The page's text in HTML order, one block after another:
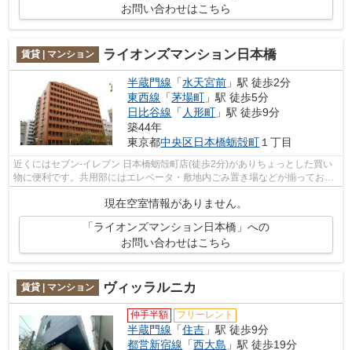
お問い合わせはこちら
賃貸 | マンション ライオンズマンション日本橋
半蔵門線 「水天宮前 」駅 徒歩2分
東西線 「茅場町 」駅 徒歩5分
日比谷線 「 人形町 」駅 徒歩9分
築44年
東京都中央区日本橋蛎殻町 １丁目
近くにはセブン-イレブン 日本橋蛎殻町店(徒歩2分)がありちょっとした買い
物に便利です。共用部にはエレベータ・敷地内ごみ置き場などが揃っており
ます。風通しのよさが魅力のマンショ...
現在空室情報がありません。
「ライオンズマンション日本橋」への
お問い合わせはこちら
賃貸 | マンション ヴィッラルニカ
仲手半額 フリーレント
半蔵門線 「住吉 」駅 徒歩9分
都営新宿線 「西大島 」駅 徒歩19分